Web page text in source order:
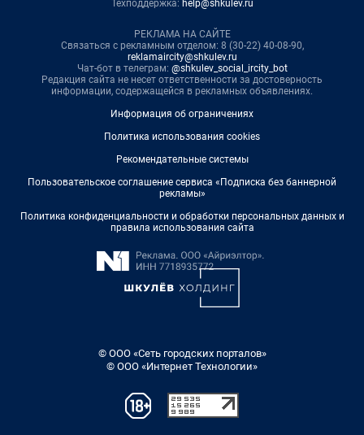
Техподдержка: help@shkulev.ru
РЕКЛАМА НА САЙТЕ
Связаться с рекламным отделом: 8 (30-22) 40-08-90,
reklamaircity@shkulev.ru
Чат-бот в телеграм: @shkulev_social_ircity_bot
Редакция сайта не несет ответственности за достоверность
информации, содержащейся в рекламных объявлениях.
Информация об ограничениях
Политика использования cookies
Рекомендательные системы
Пользовательское соглашение сервиса «Подписка без баннерной
рекламы»
Политика конфиденциальности и обработки персональных данных и
правила использования сайта
© ООО «Сеть городских порталов»
© ООО «Интернет Технологии»